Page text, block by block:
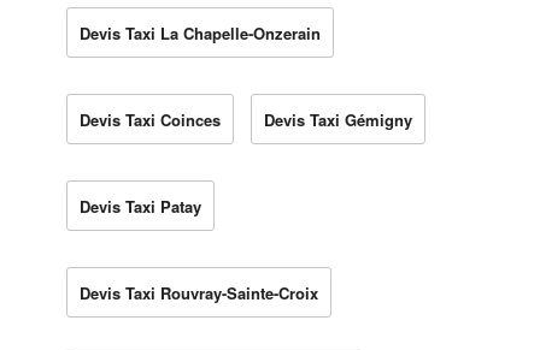
Devis Taxi La Chapelle-Onzerain
Devis Taxi Coinces Devis Taxi Gémigny
Devis Taxi Patay
Devis Taxi Rouvray-Sainte-Croix